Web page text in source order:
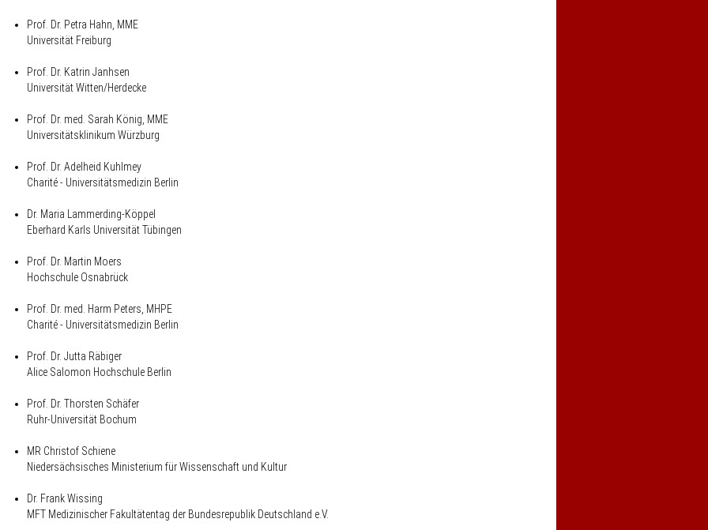
Prof. Dr. Petra Hahn, MME
Universität Freiburg
Prof. Dr. Katrin Janhsen
Universität Witten/Herdecke
Prof. Dr. med. Sarah König, MME
Universitätsklinikum Würzburg
Prof. Dr. Adelheid Kuhlmey
Charité - Universitätsmedizin Berlin
Dr. Maria Lammerding-Köppel
Eberhard Karls Universität Tübingen
Prof. Dr. Martin Moers
Hochschule Osnabrück
Prof. Dr. med. Harm Peters, MHPE
Charité - Universitätsmedizin Berlin
Prof. Dr. Jutta Räbiger
Alice Salomon Hochschule Berlin
Prof. Dr. Thorsten Schäfer
Ruhr-Universität Bochum
MR Christof Schiene
Niedersächsisches Ministerium für Wissenschaft und Kultur
Dr. Frank Wissing
MFT Medizinischer Fakultätentag der Bundesrepublik Deutschland e.V.